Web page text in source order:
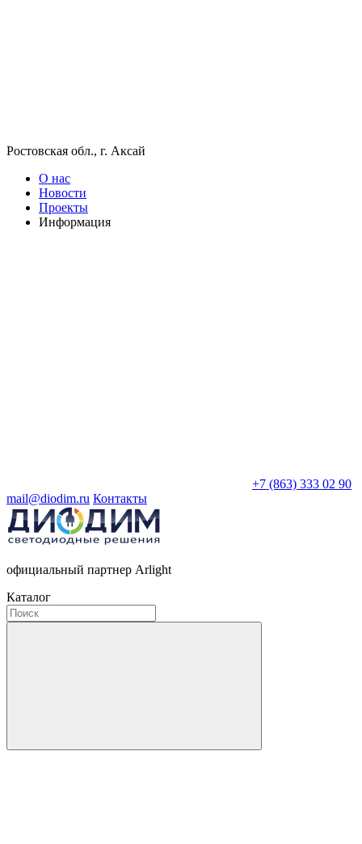
Ростовская обл., г. Аксай
О нас
Новости
Проекты
Информация
+7 (863) 333 02 90
mail@diodim.ru Контакты
официальный партнер Arlight
Каталог